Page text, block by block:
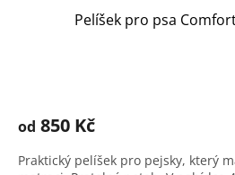
Pelíšek pro psa
je
z
od 850 Kč
Praktický pelíšek pro pejsky, který